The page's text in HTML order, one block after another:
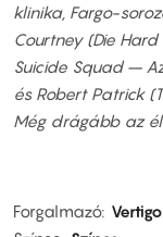
klinika, Fargo-
Courtney (Die
Suicide Squad –
és Robert Patrick
Még drágább az
Forgalmazó